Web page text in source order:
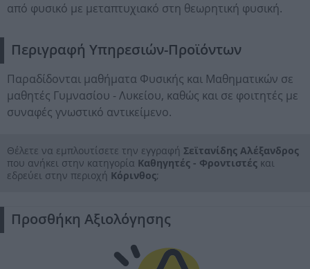
Αποδέχομαι τουςΌρους Χρήσηςκαι τηνΠολιτική Προστασίας
Προσωπικών Δεδομένων
από φυσικό με μεταπτυχιακό στη θεωρητική φυσική.
Περιγραφή Υπηρεσιών-Προϊόντων
Παραδίδονται μαθήματα Φυσικής και Μαθηματικών σε
μαθητές Γυμνασίου - Λυκείου, καθώς και σε φοιτητές με
συναφές γνωστικό αντικείμενο.
Θέλετε να εμπλουτίσετε την εγγραφή Σεϊτανίδης Αλέξανδρος
που ανήκει στην κατηγορία Καθηγητές - Φροντιστές και
εδρεύει στην περιοχή Κόρινθος;
Προσθήκη Αξιολόγησης